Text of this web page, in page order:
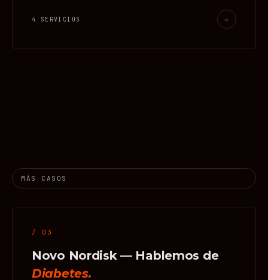
4 SERVICIOS →
MÁS CASOS
/ 03
Novo Nordisk — Hablemos de
Diabetes.